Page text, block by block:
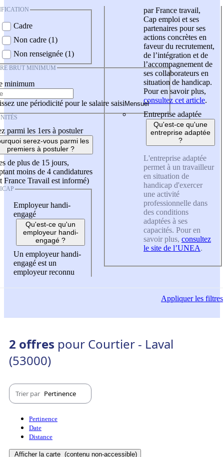
Cadre
Non cadre (1)
Non renseignée (1)
BRUT MINIMUM
minimum
une périodicité pour le salaire saisi
parmi les 1ers à postuler
serez-vous parmi les
premiers à postuler ?
de plus de 15 jours,
moins de 4 candidatures
France Travail est informé)
Employeur handi-
engagé
Qu'est-ce qu'un
employeur handi-
engagé ?
Un employeur handi-
engagé est un
employeur reconnu
par France travail,
Cap emploi et ses
partenaires pour ses
actions concrètes en
faveur du recrutement,
de l’intégration et de
l’accompagnement de
ses collaborateurs en
situation de handicap.
Pour en savoir plus,
consultez cet article.
Entreprise adaptée
Qu'est-ce qu'une
entreprise adaptée
?
L'entreprise adaptée
permet à un travailleur
en situation de
handicap d'exercer
une activité
professionnelle dans
des conditions
adaptées à ses
capacités. Pour en
savoir plus, consultez
le site de l’UNEA.
Appliquerles filtres
2 offres pour Courtier - Laval
(53000)
Trier par Pertinence
Pertinence
Date
Distance
Afficher la carte (contenu non-accessible)